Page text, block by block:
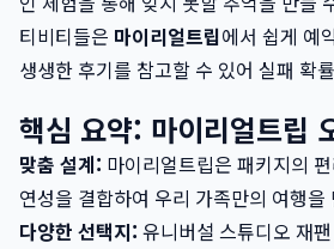
티비티들은 마이리얼트립에서 쉽게 예
생생한 후기를 참고할 수 있어 실패 확
핵심 요약: 마이리얼트립
맞춤 설계: 마이리얼트립은 패키지의
연성을 결합하여 우리 가족만의 여행을
다양한 선택지: 유니버설 스튜디오 재